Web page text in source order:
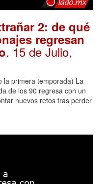
2: de qué
regresan
. 15 de Julio,
la primera temporada) La
de los 90 regresa con un
nuevos retos tras perder